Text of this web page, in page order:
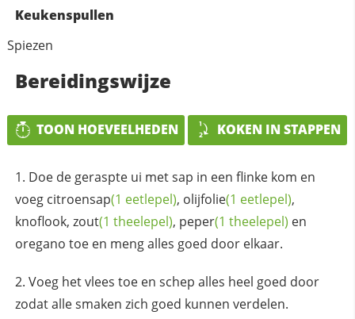
Keukenspullen
Spiezen
Bereidingswijze
TOON HOEVEELHEDEN KOKEN IN STAPPEN
Doe de geraspte ui met sap in een flinke kom en
voeg citroensap(1 eetlepel), olijfolie(1 eetlepel),
knoflook, zout(1 theelepel), peper(1 theelepel) en
oregano toe en meng alles goed door elkaar.
Voeg het vlees toe en schep alles heel goed door
zodat alle smaken zich goed kunnen verdelen.